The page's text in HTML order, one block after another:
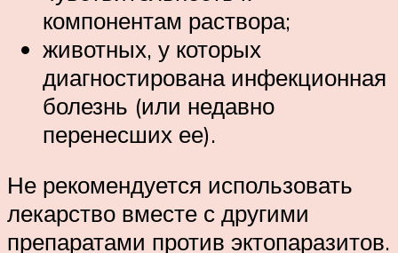
компонентам раствора;
животных, у которых
диагностирована инфекционная
болезнь (или недавно
перенесших ее).
Не рекомендуется использовать
лекарство вместе с другими
препаратами против эктопаразитов.